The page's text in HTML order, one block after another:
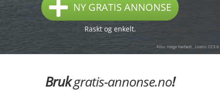
NY GRATIS ANNONSE
Raskt og enkelt.
Foto: Helge Høifødt , Lisens: CC3.0
Brukgratis-annonse.no!